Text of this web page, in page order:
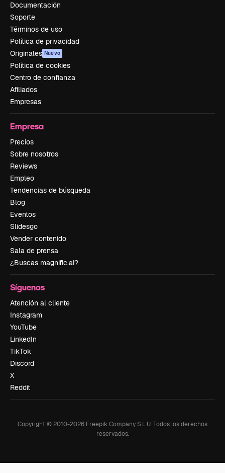
Documentación
Soporte
Términos de uso
Política de privacidad
Originales Nuevo
Política de cookies
Centro de confianza
Afiliados
Empresas
Empresa
Precios
Sobre nosotros
Reviews
Empleo
Tendencias de búsqueda
Blog
Eventos
Slidesgo
Vender contenido
Sala de prensa
¿Buscas magnific.ai?
Síguenos
Atención al cliente
Instagram
YouTube
LinkedIn
TikTok
Discord
X
Reddit
Copyright © 2010-2026 Freepik Company S.L.U.Todos los derechos
reservados.